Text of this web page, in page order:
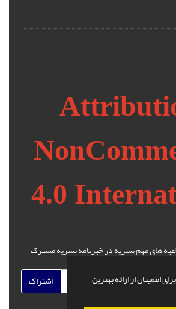
اطمینان از ارائه بهترین
4.0
های مهم نشریه در خبرنامه نشریه مشترک
اشتراک